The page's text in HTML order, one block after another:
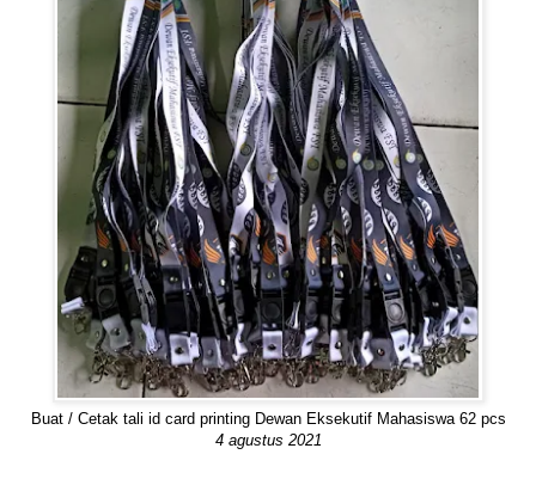
Buat / Cetak tali id card printing Dewan Eksekutif Mahasiswa 62 pcs
4 agustus 2021